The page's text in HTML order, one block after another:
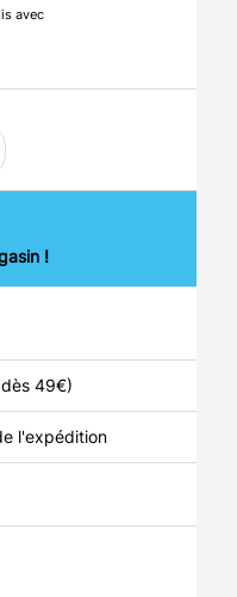
avec
!
49€)
l'expédition